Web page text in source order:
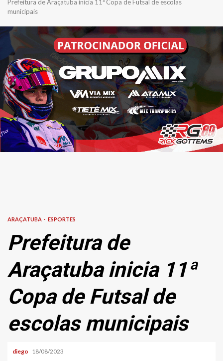
Prefeitura de Araçatuba inicia 11ª Copa de Futsal de escolas
municipais
ARAÇATUBA ESPORTES
Prefeitura de
Araçatuba inicia 11ª
Copa de Futsal de
escolas municipais
diego 18/08/2023